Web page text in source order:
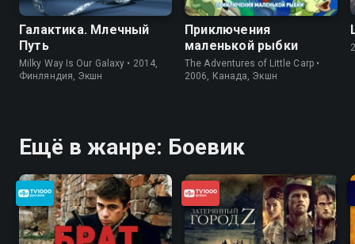
Галактика. Млечный
Путь
Milky Way Is Our Galaxy • 2014,
Финляндия, Экшн
Приключения
маленькой рыбки
The Adventures of Little Carp •
2006, Канада, Экшн
Ещё в жанре: Боевик